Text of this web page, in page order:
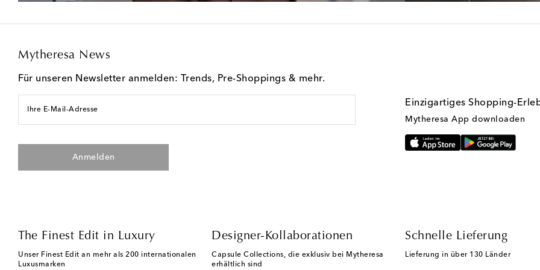
Mytheresa News
Für unseren Newsletter anmelden: Trends, Pre-Shoppings & mehr.
Ihre E-Mail-Adresse
Anmelden
Einzigartiges Shopping-
Mytheresa App downloaden
The Finest Edit in Luxury
Unser Finest Edit an mehr als 200 internationalen
Luxusmarken
Designer-Kollaborationen
Capsule Collections, die exklusiv bei Mytheresa
erhältlich sind
Schnelle Lieferung
Lieferung in über 130 Länder